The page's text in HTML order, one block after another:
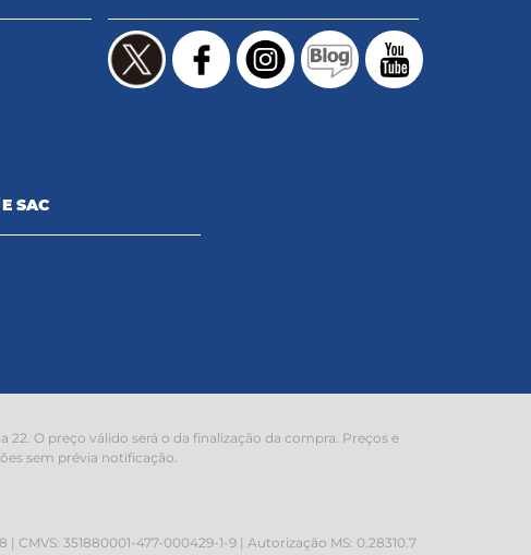
SAC
O preço válido será o da finalização da compra. Preços e
sem prévia notificação.
| CMVS: 351880001-477-000429-1-9 | Autorização MS: 0.28310.7